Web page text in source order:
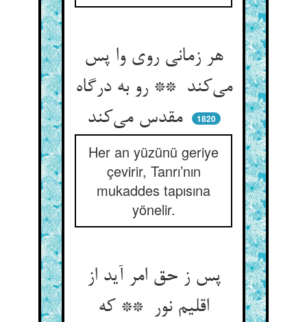
هر زمانی روی وا پس
می‌کند ** رو به درگاه
مقدس می‌کند
1820
Her an yüzünü geriye
çevirir, Tanrı’nın
mukaddes tapısına
yönelir.
پس ز حق امر آید از
اقلیم نور ** که